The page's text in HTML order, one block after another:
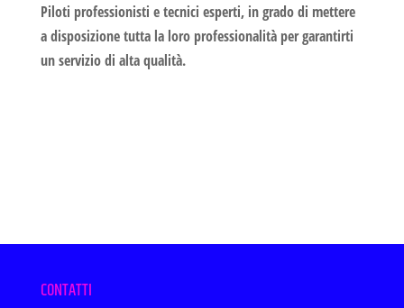
Piloti professionisti e tecnici esperti, in grado di mettere
a disposizione tutta la loro professionalità per garantirti
un servizio di alta qualità.
CONTATTI